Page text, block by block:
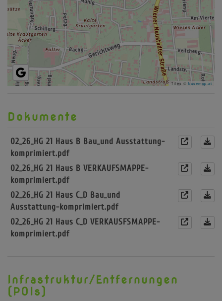
Tiles © basemap.at
Dokumente
02_26_HG 21 Haus B Bau_und Ausstattung-
komprimiert.pdf
02_26_HG 21 Haus B VERKAUFSMAPPE-
komprimiert.pdf
02_26_HG 21 Haus C_D Bau_und
Ausstattung-komprimiert.pdf
02_26_HG 21 Haus C_D VERKAUSFSMAPPE-
komprimiert.pdf
Infrastruktur/Entfernungen
(POIs)